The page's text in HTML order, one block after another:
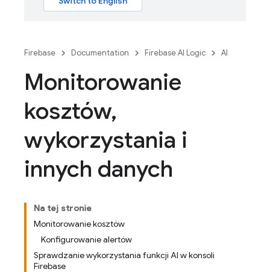
Firebase Documentation Firebase AI Logic AI
Monitorowanie
kosztów,
wykorzystania i
innych danych
Na tej stronie
Monitorowanie kosztów
Konfigurowanie alertów
Sprawdzanie wykorzystania funkcji AI w konsoli
Firebase